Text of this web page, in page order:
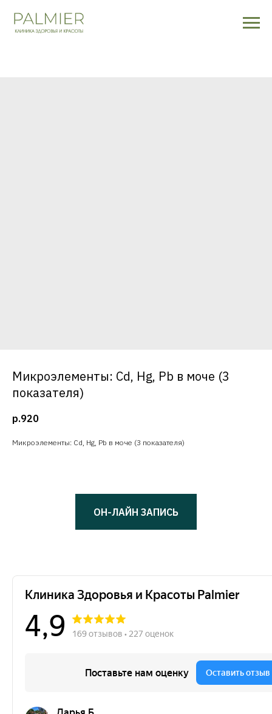
Микроэлементы: Cd, Hg, Pb в моче (3
показателя)
р.920
Микроэлементы: Cd, Hg, Pb в моче (3 показателя)
ОН-ЛАЙН ЗАПИСЬ